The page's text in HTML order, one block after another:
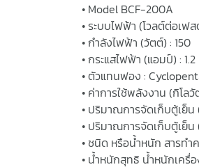
• Model BCF-200A
• ระบบไฟฟ้า (โวลต์ต่อเ
• กำลังไฟฟ้า (วัตต์) : 150
• กระแสไฟฟ้า (แอมป์) : 1.2
• ตัวแทนฟอง :
• ค่าการใช้พลังงาน (กิโ
• ปริมาณการจัดเก็บตู้เย็น
• ปริมาณการจัดเก็บตู้เย็น
• ชนิด หรือน้ำหนัก สารทำ
• น้ำหนักสุทธิ น้ำหนักเครื่